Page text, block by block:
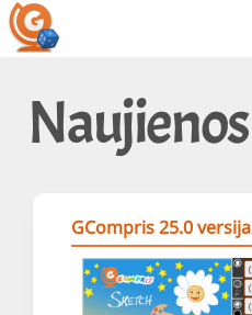
Naujienos
GCompris 25.0 versija